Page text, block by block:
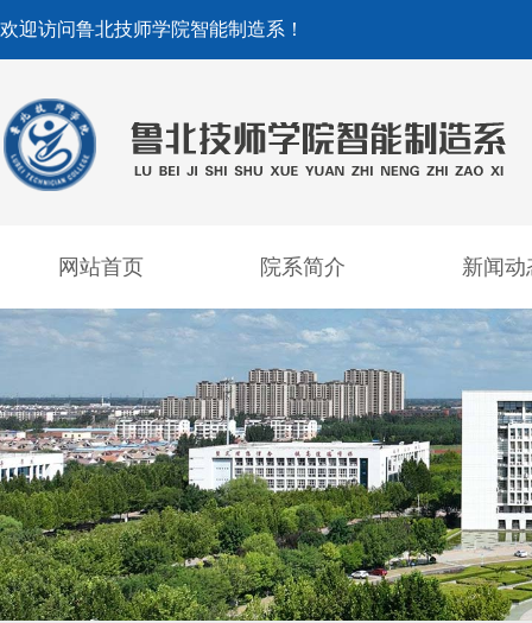
欢迎访问鲁北技师学院智能制造系！
网站首页 院系简介 新闻动